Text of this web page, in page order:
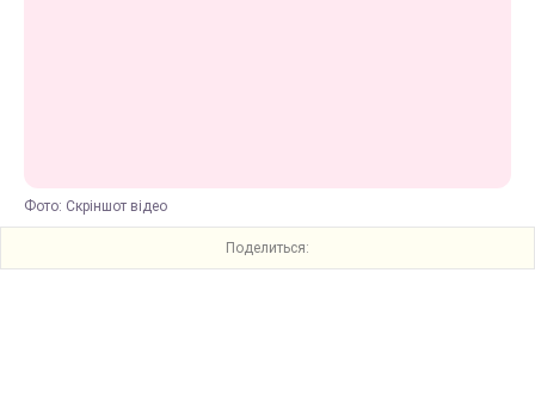
Фото: Скріншот відео
Поделиться: